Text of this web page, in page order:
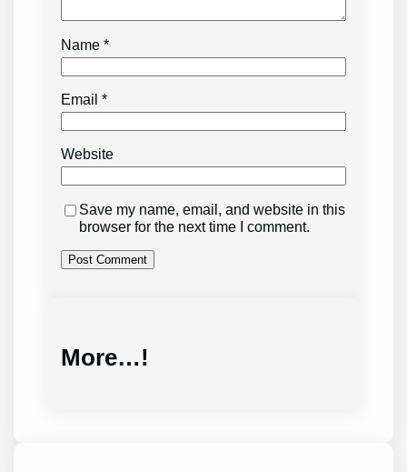
Name*
Email*
Website
Save my name, email, and website in this
browser for the next time I comment.
More…!